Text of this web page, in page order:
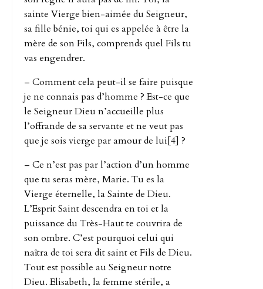
sainte Vierge bien-aimée du Seigneur,
sa fille bénie, toi qui es appelée à être la
mère de son Fils, comprends quel Fils tu
vas engendrer.
– Comment cela peut-il se faire puisque
je ne connais pas d’homme ? Est-ce que
le Seigneur Dieu n’accueille plus
l’offrande de sa servante et ne veut pas
que je sois vierge par amour de lui[4] ?
– Ce n’est pas par l’action d’un homme
que tu seras mère, Marie. Tu es la
Vierge éternelle, la Sainte de Dieu.
L’Esprit Saint descendra en toi et la
puissance du Très-Haut te couvrira de
son ombre. C’est pourquoi celui qui
naîtra de toi sera dit saint et Fils de Dieu.
Tout est possible au Seigneur notre
Dieu. Elisabeth, la femme stérile, a